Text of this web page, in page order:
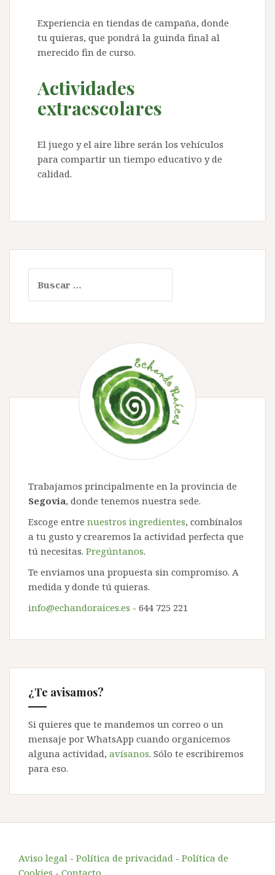
Experiencia en tiendas de campaña, donde
tu quieras, que pondrá la guinda final al
merecido fin de curso.
Actividades
extraescolares
El juego y el aire libre serán los vehículos
para compartir un tiempo educativo y de
calidad.
Trabajamos principalmente en la provincia de
Segovia, donde tenemos nuestra sede.
Escoge entre nuestros ingredientes, combínalos
a tu gusto y crearemos la actividad perfecta que
tú necesitas. Pregúntanos.
Te enviamos una propuesta sin compromiso. A
medida y donde tú quieras.
info@echandoraices.es - 644 725 221
¿Te avisamos?
Si quieres que te mandemos un correo o un
mensaje por WhatsApp cuando organicemos
alguna actividad, avísanos. Sólo te escribiremos
para eso.
Aviso legal - Política de privacidad - Política de